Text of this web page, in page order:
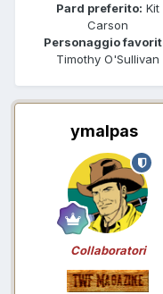
Pard preferito: Kit
Carson
Personaggio
Timothy O'Sullivan
ymalpas
Collaboratori